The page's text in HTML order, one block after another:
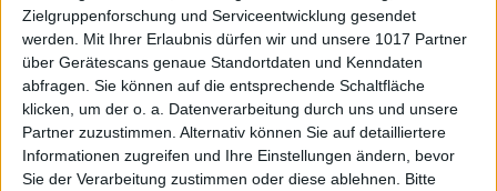
Zielgruppenforschung und Serviceentwicklung gesendet
werden.
Mit Ihrer Erlaubnis dürfen wir und unsere 1017 Partner
über Gerätescans genaue Standortdaten und Kenndaten
abfragen. Sie können auf die entsprechende Schaltfläche
klicken, um der o. a. Datenverarbeitung durch uns und unsere
Partner zuzustimmen. Alternativ können Sie auf detailliertere
Informationen zugreifen und Ihre Einstellungen ändern, bevor
Sie der Verarbeitung zustimmen oder diese ablehnen.
Bitte